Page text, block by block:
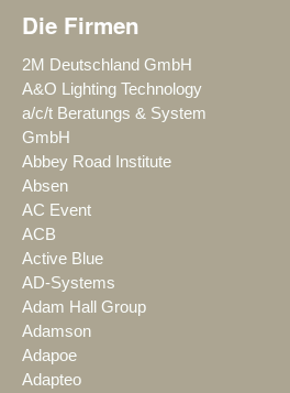
Die Firmen
2M Deutschland GmbH
A&O Lighting Technology
a/c/t Beratungs & System
GmbH
Abbey Road Institute
Absen
AC Event
ACB
Active Blue
AD-Systems
Adam Hall Group
Adamson
Adapoe
Adapteo